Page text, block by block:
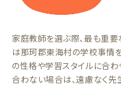
家庭教師を選ぶ際、最も重要
は那珂郡東海村の学校事情
の性格や学習スタイルに合わ
合わない場合は、遠慮なく先